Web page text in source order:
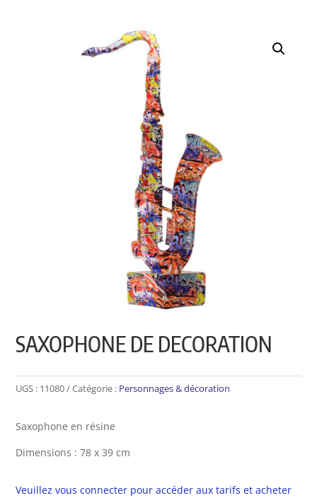
SAXOPHONE DE DECORATION
UGS : 11080 Catégorie : Personnages & décoration
Saxophone en résine
Dimensions : 78 x 39 cm
Veuillez vous connecter pour accéder aux tarifs et acheter